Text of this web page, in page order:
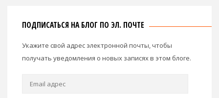
ПОДПИСАТЬСЯ НА БЛОГ ПО ЭЛ. ПОЧТЕ
Укажите свой адрес электронной почты, чтобы
получать уведомления о новых записях в этом блоге.